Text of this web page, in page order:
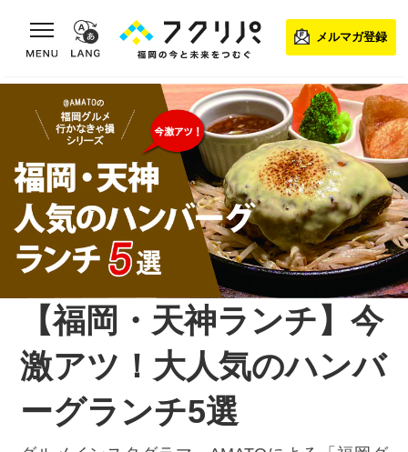
toggle navigation
メルマガ登録
【福岡・天神ランチ】今
激アツ！大人気のハンバ
ーグランチ5選